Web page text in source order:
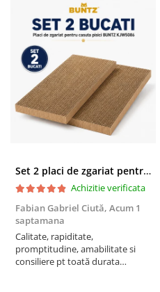
Set 2 placi de zgariat pentru casuta pisici BUNTZ KJW5086, compatibile cu casuta 59 x 28.5 x 35 cm
Achizitie verificata
Fabian Gabriel Ciută, Acum 1
saptamana
Calitate, rapiditate,
promptitudine, amabilitate si
consiliere pt toată durata